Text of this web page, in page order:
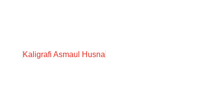
Kaligrafi Asmaul Husna